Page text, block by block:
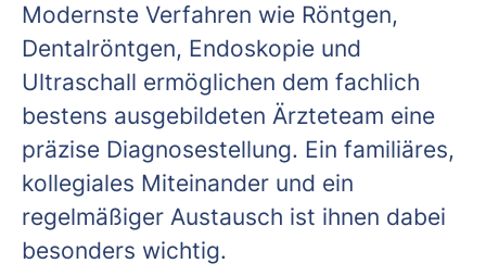
Modernste Verfahren wie Röntgen,
Dentalröntgen, Endoskopie und
Ultraschall ermöglichen dem fachlich
bestens ausgebildeten Ärzteteam eine
präzise Diagnosestellung. Ein familiäres,
kollegiales Miteinander und ein
regelmäßiger Austausch ist ihnen dabei
besonders wichtig.